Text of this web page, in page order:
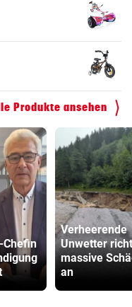
Produkte ansehen
Chefin
Verheerende
Unwetter
massive
an